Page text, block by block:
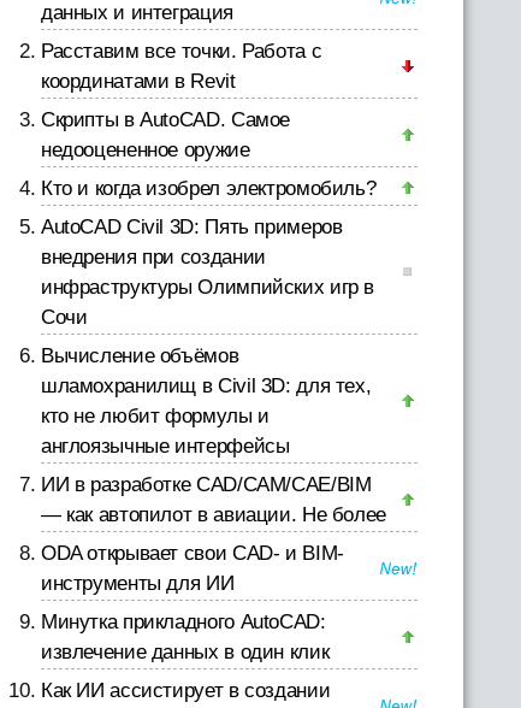
данных и интеграция
Расставим все точки. Работа с
координатами в Revit
Скрипты в AutoCAD. Самое
недооцененное оружие
Кто и когда изобрел электромобиль?
AutoCAD Civil 3D: Пять примеров
внедрения при создании
инфраструктуры Олимпийских игр в
Сочи
Вычисление объёмов
шламохранилищ в Civil 3D: для тех,
кто не любит формулы и
англоязычные интерфейсы
ИИ в разработке CAD/CAM/CAE/BIM
— как автопилот в авиации. Не более
ODA открывает свои CAD- и BIM-
инструменты для ИИ
Минутка прикладного AutoCAD:
извлечение данных в один клик
Как ИИ ассистирует в создании